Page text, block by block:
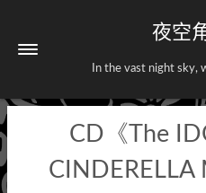
夜空
In the vast night sky,
关于
CD《The
CINDERELLA